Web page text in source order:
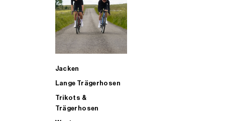
Jacken
Lange Trägerhosen
Trikots &
Trägerhosen
ALLE TRIATHLONARTIKEL FÜR MÄNNER KAUFEN